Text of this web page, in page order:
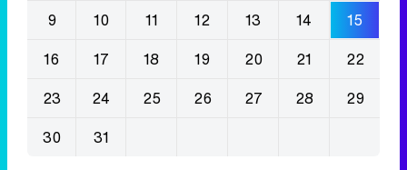
9
10 11 12 13 14
15
16
17 18 19 20 21
22
23
24 25 26 27 28
29
30
31